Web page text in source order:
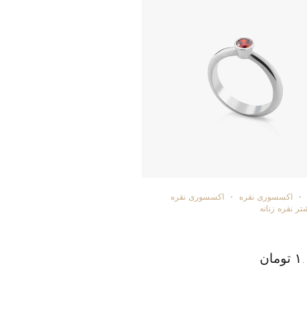
اکسسوری نقره
اکسسوری نقره
نقره زنانه
تومان